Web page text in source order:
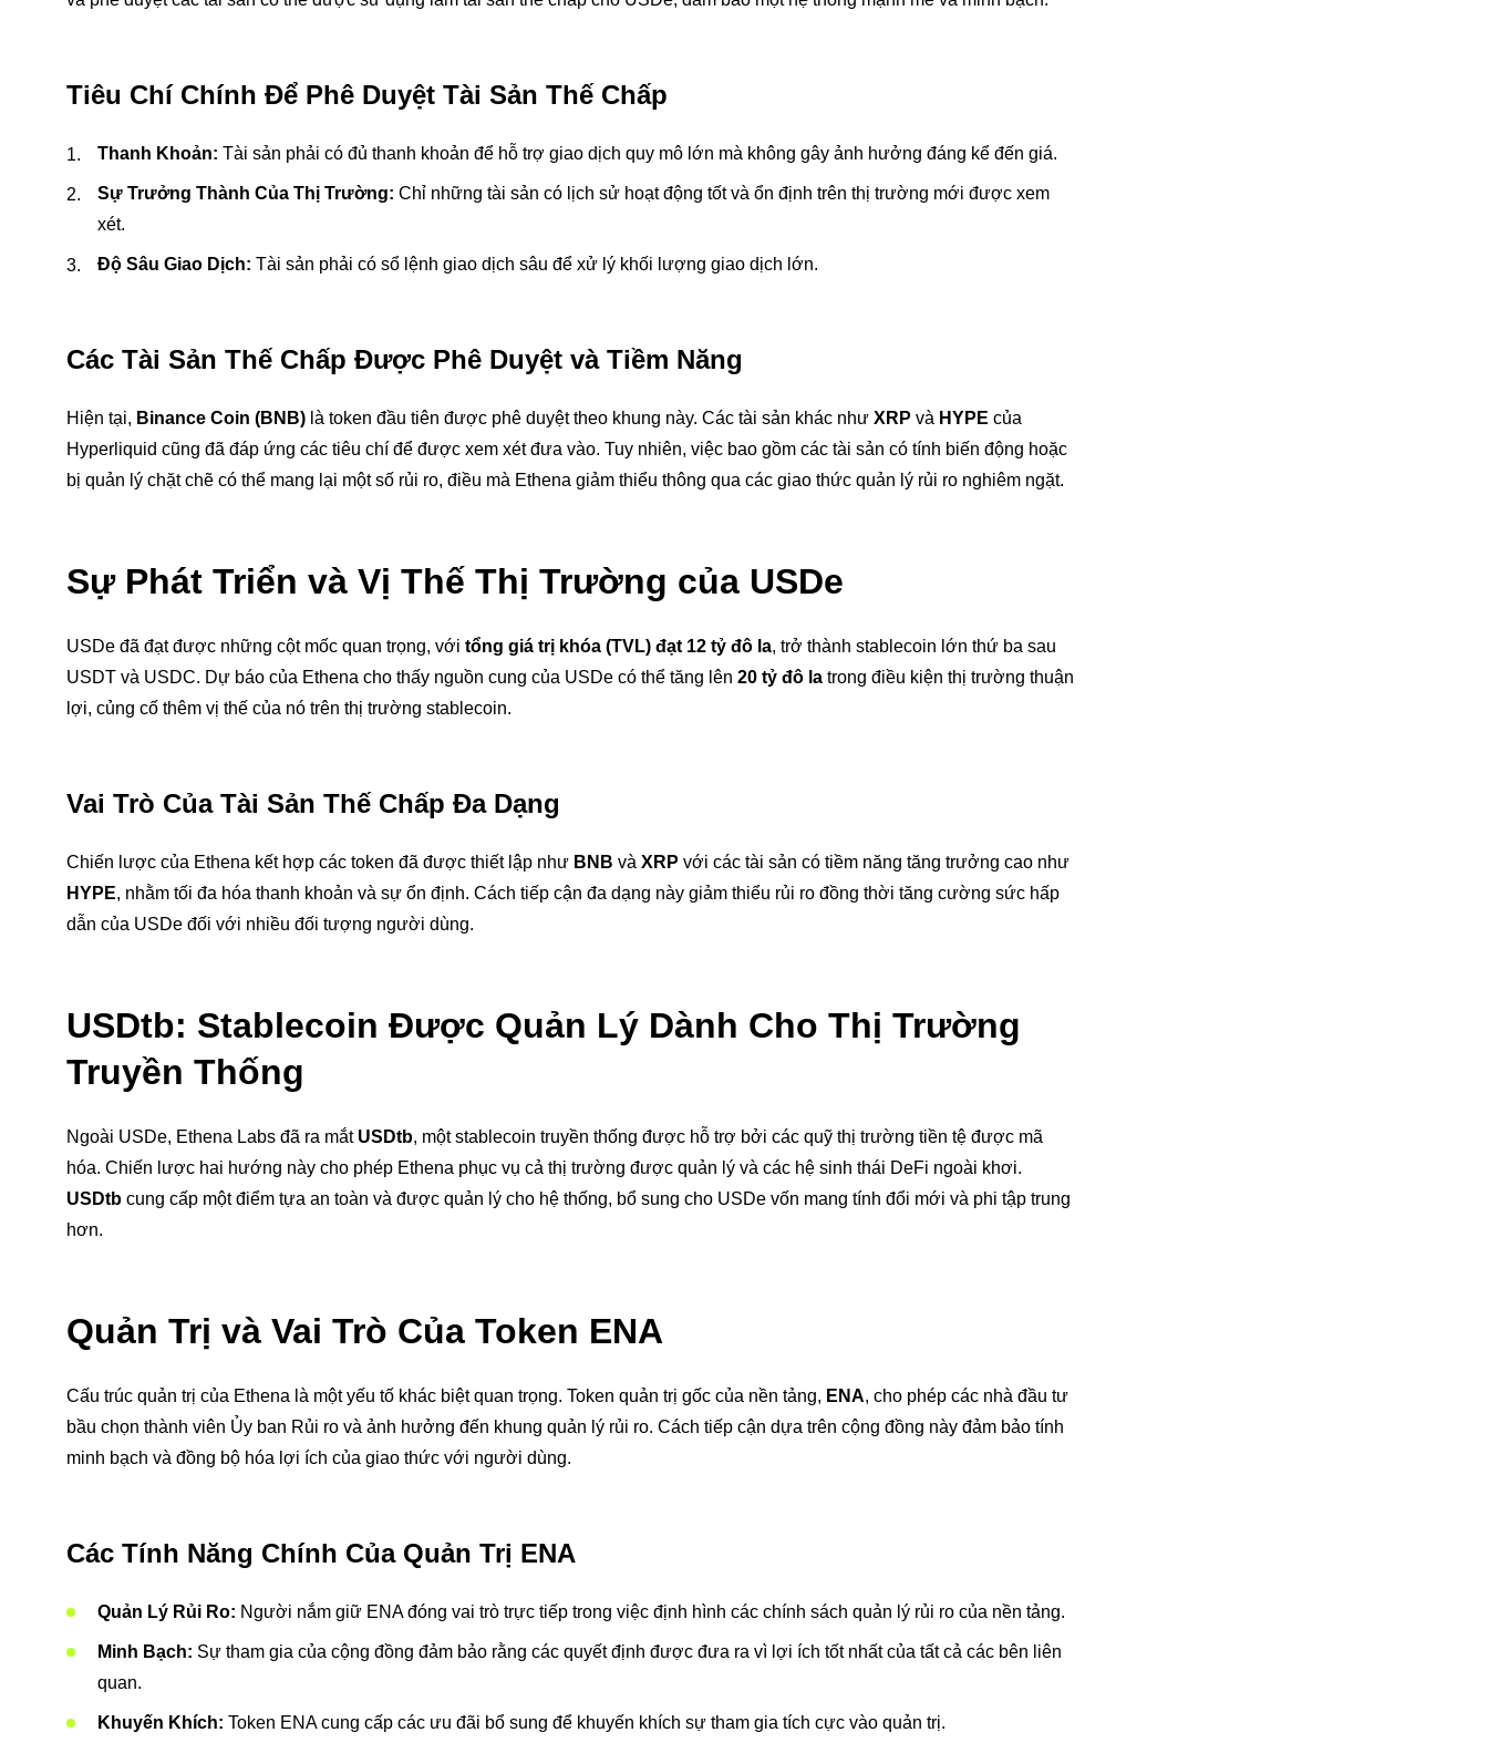
Tiêu Chí Chính Để Phê Duyệt Tài Sản Thế Chấp
Thanh Khoản: Tài sản phải có đủ thanh khoản để hỗ trợ giao dịch quy mô lớn mà không gây ảnh hưởng đáng kể đến giá.
Sự Trưởng Thành Của Thị Trường: Chỉ những tài sản có lịch sử hoạt động tốt và ổn định trên thị trường mới được xem
xét.
Độ Sâu Giao Dịch: Tài sản phải có sổ lệnh giao dịch sâu để xử lý khối lượng giao dịch lớn.
Các Tài Sản Thế Chấp Được Phê Duyệt và Tiềm Năng
Hiện tại, Binance Coin (BNB) là token đầu tiên được phê duyệt theo khung này. Các tài sản khác như XRP và HYPE của
Hyperliquid cũng đã đáp ứng các tiêu chí để được xem xét đưa vào. Tuy nhiên, việc bao gồm các tài sản có tính biến động hoặc
bị quản lý chặt chẽ có thể mang lại một số rủi ro, điều mà Ethena giảm thiểu thông qua các giao thức quản lý rủi ro nghiêm ngặt.
Sự Phát Triển và Vị Thế Thị Trường của USDe
USDe đã đạt được những cột mốc quan trọng, với tổng giá trị khóa (TVL) đạt 12 tỷ đô la, trở thành stablecoin lớn thứ ba sau
USDT và USDC. Dự báo của Ethena cho thấy nguồn cung của USDe có thể tăng lên 20 tỷ đô la trong điều kiện thị trường thuận
lợi, củng cố thêm vị thế của nó trên thị trường stablecoin.
Vai Trò Của Tài Sản Thế Chấp Đa Dạng
Chiến lược của Ethena kết hợp các token đã được thiết lập như BNB và XRP với các tài sản có tiềm năng tăng trưởng cao như
HYPE, nhằm tối đa hóa thanh khoản và sự ổn định. Cách tiếp cận đa dạng này giảm thiểu rủi ro đồng thời tăng cường sức hấp
dẫn của USDe đối với nhiều đối tượng người dùng.
USDtb: Stablecoin Được Quản Lý Dành Cho Thị Trường
Truyền Thống
Ngoài USDe, Ethena Labs đã ra mắt USDtb, một stablecoin truyền thống được hỗ trợ bởi các quỹ thị trường tiền tệ được mã
hóa. Chiến lược hai hướng này cho phép Ethena phục vụ cả thị trường được quản lý và các hệ sinh thái DeFi ngoài khơi.
USDtb cung cấp một điểm tựa an toàn và được quản lý cho hệ thống, bổ sung cho USDe vốn mang tính đổi mới và phi tập trung
hơn.
Quản Trị và Vai Trò Của Token ENA
Cấu trúc quản trị của Ethena là một yếu tố khác biệt quan trọng. Token quản trị gốc của nền tảng, ENA, cho phép các nhà đầu tư
bầu chọn thành viên Ủy ban Rủi ro và ảnh hưởng đến khung quản lý rủi ro. Cách tiếp cận dựa trên cộng đồng này đảm bảo tính
minh bạch và đồng bộ hóa lợi ích của giao thức với người dùng.
Các Tính Năng Chính Của Quản Trị ENA
Quản Lý Rủi Ro: Người nắm giữ ENA đóng vai trò trực tiếp trong việc định hình các chính sách quản lý rủi ro của nền tảng.
Minh Bạch: Sự tham gia của cộng đồng đảm bảo rằng các quyết định được đưa ra vì lợi ích tốt nhất của tất cả các bên liên
quan.
Khuyến Khích: Token ENA cung cấp các ưu đãi bổ sung để khuyến khích sự tham gia tích cực vào quản trị.